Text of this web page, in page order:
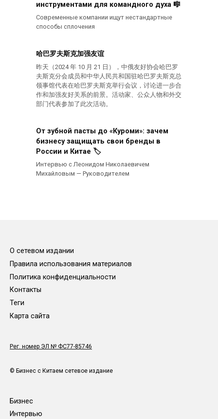
инструментами для командного духа 🎼
Современные компании ищут нестандартные
способы сплочения
哈巴罗夫斯克加强友谊
昨天（2024 年 10 月 21 日），中俄友好协会哈巴罗
夫斯克分会成员和中华人民共和国驻哈巴罗夫斯克总
领事馆代表在哈巴罗夫斯克举行会议，讨论进一步合
作和加强友好关系的前景。活动家、公众人物和外交
部门代表参加了此次活动。
От зубной пасты до «Куроми»: зачем
бизнесу защищать свои бренды в
России и Китае 🏷️
Интервью с Леонидом Николаевичем
Михайловым — Руководителем
О сетевом издании
Правила использования материалов
Политика конфиденциальности
Контакты
Теги
Карта сайта
Рег. номер ЭЛ № ФС77-85746
© Бизнес с Китаем сетевое издание
Бизнес
Интервью